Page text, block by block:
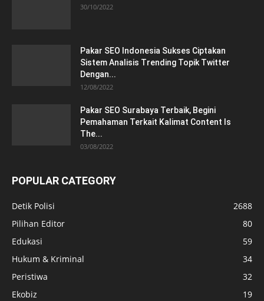
30/10/2022
Pakar SEO Indonesia Sukses Ciptakan
Sistem Analisis Trending Topik Twitter
Dengan...
12/08/2022
Pakar SEO Surabaya Terbaik, Begini
Pemahaman Terkait Kalimat Content Is
The...
03/08/2022
POPULAR CATEGORY
Detik Polisi
2688
Pilihan Editor
80
Edukasi
59
Hukum & Kriminal
34
Peristiwa
32
Ekobiz
19